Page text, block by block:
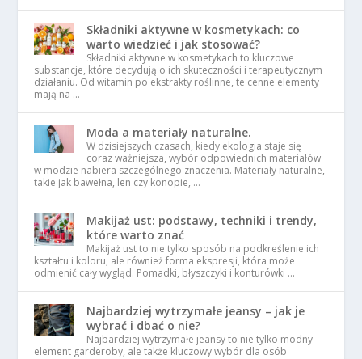
Składniki aktywne w kosmetykach: co
warto wiedzieć i jak stosować?
Składniki aktywne w kosmetykach to kluczowe
substancje, które decydują o ich skuteczności i terapeutycznym
działaniu. Od witamin po ekstrakty roślinne, te cenne elementy
mają na …
Moda a materiały naturalne.
W dzisiejszych czasach, kiedy ekologia staje się
coraz ważniejsza, wybór odpowiednich materiałów
w modzie nabiera szczególnego znaczenia. Materiały naturalne,
takie jak bawełna, len czy konopie, …
Makijaż ust: podstawy, techniki i trendy,
które warto znać
Makijaż ust to nie tylko sposób na podkreślenie ich
kształtu i koloru, ale również forma ekspresji, która może
odmienić cały wygląd. Pomadki, błyszczyki i konturówki …
Najbardziej wytrzymałe jeansy – jak je
wybrać i dbać o nie?
Najbardziej wytrzymałe jeansy to nie tylko modny
element garderoby, ale także kluczowy wybór dla osób